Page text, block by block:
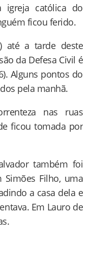
igreja católica do
ficou ferido.
até a tarde deste
da Defesa Civil é
Alguns pontos do
pela manhã.
nas ruas
ficou tomada por
também foi
Simões Filho, uma
a casa dela e
Em Lauro de